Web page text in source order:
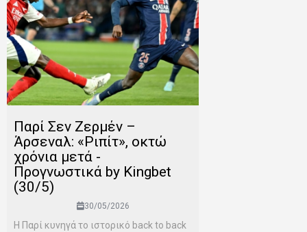
Παρί Σεν Ζερμέν –
Άρσεναλ: «Ριπίτ», οκτώ
χρόνια μετά -
Προγνωστικά by Kingbet
(30/5)
30/05/2026
Η Παρί κυνηγά το ιστορικό back to back